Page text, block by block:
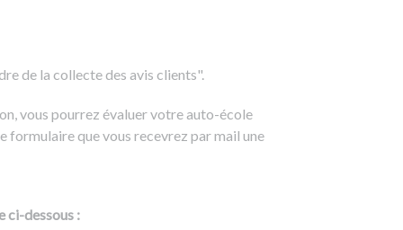
de la collecte des avis clients".
vous pourrez évaluer votre auto-école
formulaire que vous recevrez par mail une
ci-dessous :